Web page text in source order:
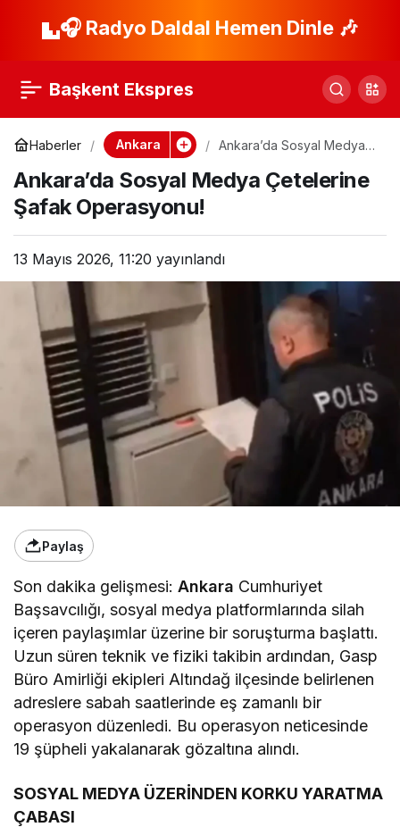
🎧 Radyo Daldal Hemen Dinle 🎶
Başkent Ekspres
Haberler Ankara
Ankara’da Sosyal Medya
Operasyonu!
Ankara’da Sosyal Medya Çetelerine
Şafak Operasyonu!
13 Mayıs 2026, 11:20 yayınlandı
Paylaş
Son dakika gelişmesi:Ankara Cumhuriyet
Başsavcılığı, sosyal medya platformlarında silah
içeren paylaşımlar üzerine bir soruşturma başlattı.
Uzun süren teknik ve fiziki takibin ardından, Gasp
Büro Amirliği ekipleri Altındağ ilçesinde belirlenen
adreslere sabah saatlerinde eş zamanlı bir
operasyon düzenledi. Bu operasyon neticesinde
19 şüpheli yakalanarak gözaltına alındı.
SOSYAL MEDYA ÜZERİNDEN KORKU YARATMA
ÇABASI
Türk Gençliği
Mesaj Verecek!
Paylaş